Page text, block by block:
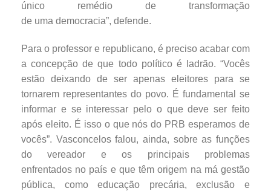
único remédio de transformação
de uma democracia”, defende.
Para o professor e republicano, é preciso acabar com
a concepção de que todo político é ladrão. “Vocês
estão deixando de ser apenas eleitores para se
tornarem representantes do povo. É fundamental se
informar e se interessar pelo o que deve ser feito
após eleito. É isso o que nós do PRB esperamos de
vocês”. Vasconcelos falou, ainda, sobre as funções
do vereador e os principais problemas
enfrentados no país e que têm origem na má gestão
pública, como educação precária, exclusão e